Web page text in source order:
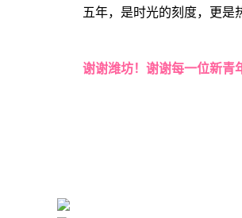
五年，是时光的刻度，更是
谢谢潍坊！谢谢每一位新青